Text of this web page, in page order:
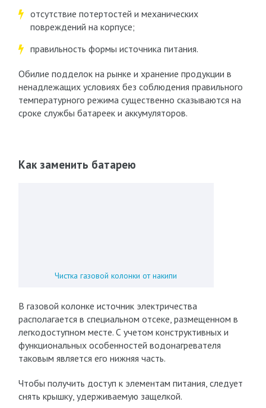
отсутствие потертостей и механических
повреждений на корпусе;
правильность формы источника питания.
Обилие подделок на рынке и хранение продукции в
ненадлежащих условиях без соблюдения правильного
температурного режима существенно сказываются на
сроке службы батареек и аккумуляторов.
Как заменить батарею
Чистка газовой колонки от накипи
В газовой колонке источник электричества
располагается в специальном отсеке, размещенном в
легкодоступном месте. С учетом конструктивных и
функциональных особенностей водонагревателя
таковым является его нижняя часть.
Чтобы получить доступ к элементам питания, следует
снять крышку, удерживаемую защелкой.